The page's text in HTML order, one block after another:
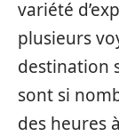
variété
plusieurs
destination
sont si
des heures